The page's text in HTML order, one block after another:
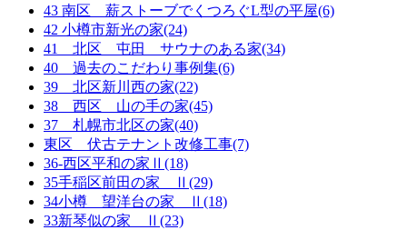
43 南区 薪ストーブでくつろぐL型の平屋(6)
42 小樽市新光の家(24)
41 北区 屯田 サウナのある家(34)
40 過去のこだわり事例集(6)
39 北区新川西の家(22)
38 西区 山の手の家(45)
37 札幌市北区の家(40)
東区 伏古テナント改修工事(7)
36-西区平和の家Ⅱ(18)
35手稲区前田の家 Ⅱ(29)
34小樽 望洋台の家 Ⅱ(18)
33新琴似の家 Ⅱ(23)